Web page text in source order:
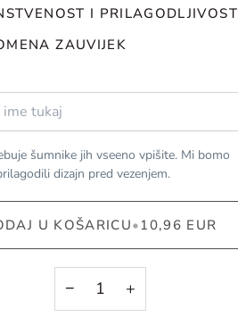
I PRILAGODLJIVOST
ZAUVIJEK
šumnike jih vseeno vpišite. Mi bomo
dizajn pred vezenjem.
U KOŠARICU•10,96 EUR
− +